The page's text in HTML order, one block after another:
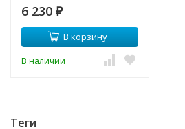
6 230 ₽
В корзину
В наличии
Теги